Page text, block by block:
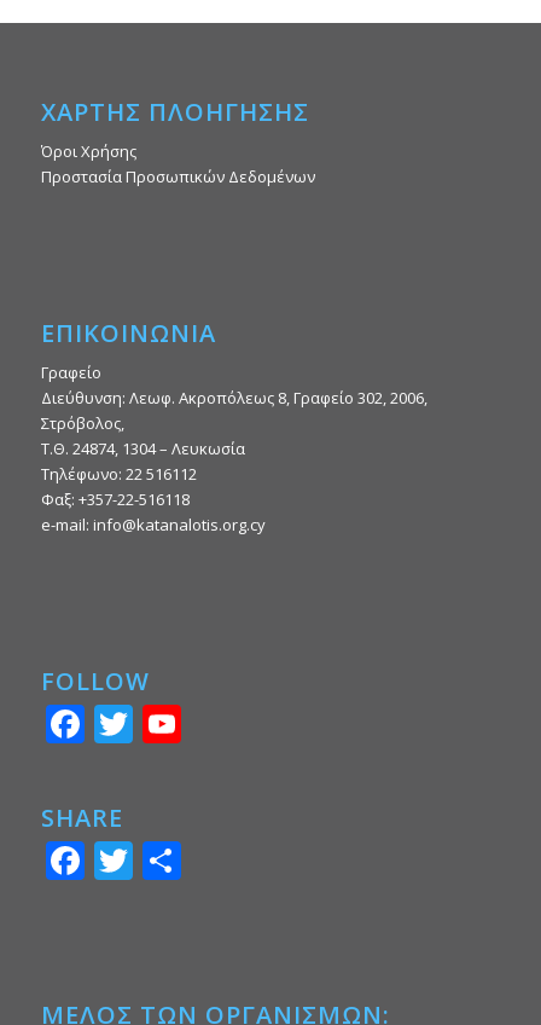
ΧΑΡΤΗΣ ΠΛΟΗΓΗΣΗΣ
Όροι Χρήσης
Προστασία Προσωπικών Δεδομένων
ΕΠΙΚΟΙΝΩΝΙΑ
Γραφείο
Διεύθυνση: Λεωφ. Ακροπόλεως 8, Γραφείο 302, 2006,
Στρόβολος,
Τ.Θ. 24874, 1304 – Λευκωσία
Τηλέφωνο: 22 516112
Φαξ: +357-22-516118
e-mail: info@katanalotis.org.cy
FOLLOW
Facebook
Twitter
YouTube
SHARE
Facebook
Twitter
Μοιραστείτε
ΜΕΛΟΣ ΤΩΝ ΟΡΓΑΝΙΣΜΩΝ: